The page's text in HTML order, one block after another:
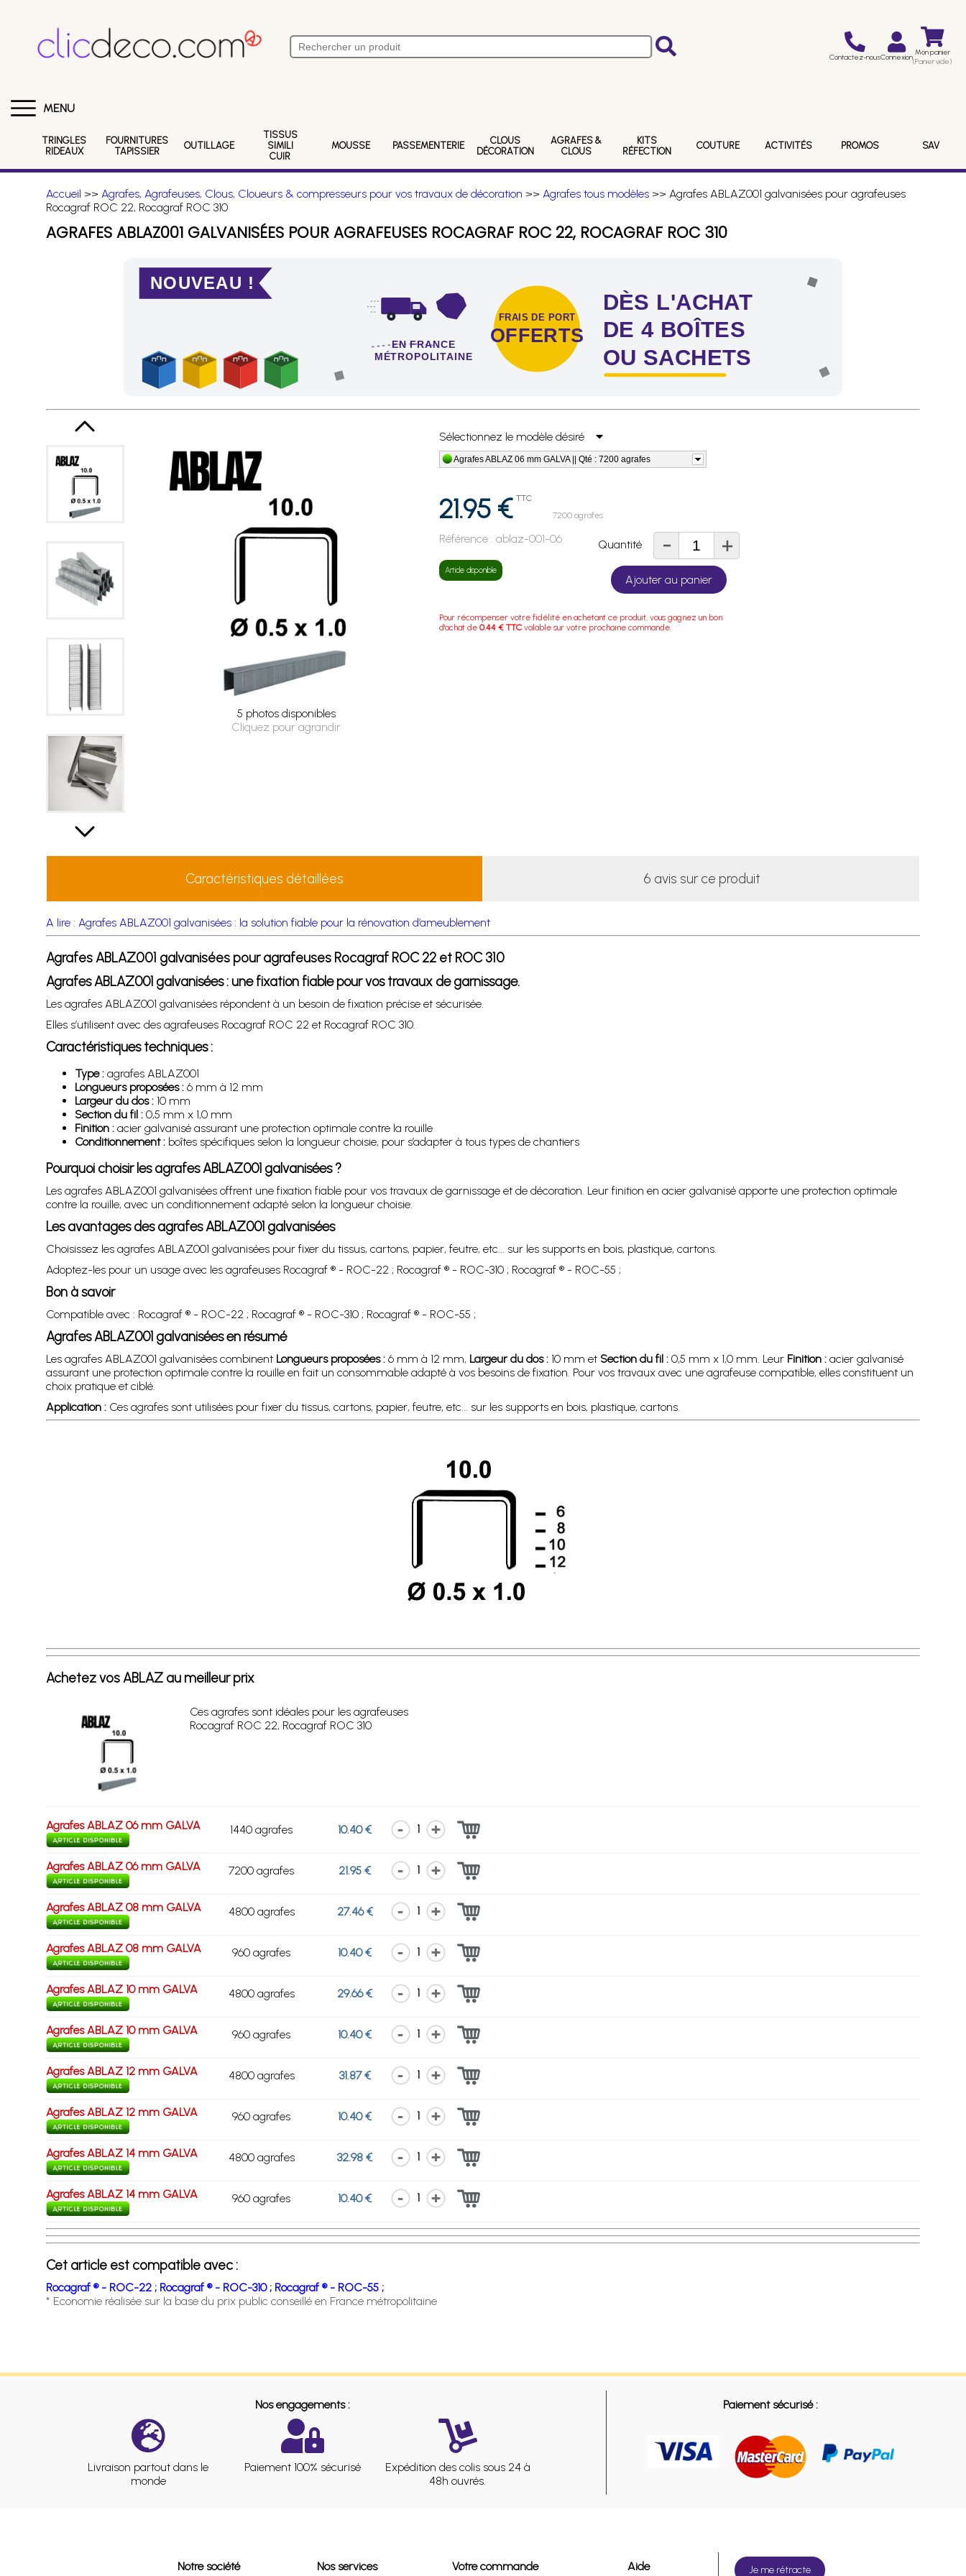
Contactez-nousConnexion Mon panier
(Panier vide)
MENU
TRINGLES
RIDEAUX
FOURNITURES
TAPISSIER
OUTILLAGE
TISSUS
SIMILI
CUIR
MOUSSE PASSEMENTERIE
CLOUS
DÉCORATION
AGRAFES &
CLOUS
KITS
RÉFECTION
COUTURE ACTIVITÉS PROMOS SAV
Accueil >> Agrafes, Agrafeuses, Clous, Cloueurs & compresseurs pour vos travaux de décoration >> Agrafes tous modèles>> Agrafes ABLAZ001 galvanisées pour agrafeuses
Rocagraf ROC 22, Rocagraf ROC 310
AGRAFES ABLAZ001 GALVANISÉES POUR AGRAFEUSES ROCAGRAF ROC 22, ROCAGRAF ROC 310
NOUVEAU !
EN FRANCE
MÉTROPOLITAINE
FRAIS DE PORT
OFFERTS
DÈS L'ACHAT
DE 4 BOÎTES
OU SACHETS
Frais de port offerts en France métropolitaine dès l'achat de 4 sachets ou boîtes d'agrafes ou de pointes !
5 photos disponibles
Cliquez pour agrandir
Sélectionnez le modèle désiré
Agrafes ABLAZ 06 mm GALVA || Qté : 7200 agrafes
21.95 € TTC
7200 agrafes
Référence :ablaz-001-06
Article disponible
Quantité - +
Ajouter au panier
Pour récompenser votre fidélité en achetant ce produit, vous gagnez un bon
d'achat de0.44 € TTC valable sur votre prochaine commande.
Caractéristiques détaillées 6 avis sur ce produit
A lire : Agrafes ABLAZ001 galvanisées : la solution fiable pour la rénovation d’ameublement
Agrafes ABLAZ001 galvanisées pour agrafeuses Rocagraf ROC 22 et ROC 310
Agrafes ABLAZ001 galvanisées : une fixation fiable pour vos travaux de garnissage.
Les agrafes ABLAZ001 galvanisées répondent à un besoin de fixation précise et sécurisée.
Elles s’utilisent avec des agrafeuses Rocagraf ROC 22 et Rocagraf ROC 310.
Caractéristiques techniques :
Type :agrafes ABLAZ001
Longueurs proposées :6 mm à 12 mm
Largeur du dos :10 mm
Section du fil :0,5 mm x 1,0 mm
Finition :acier galvanisé assurant une protection optimale contre la rouille
Conditionnement :boîtes spécifiques selon la longueur choisie, pour s’adapter à tous types de chantiers
Pourquoi choisir les agrafes ABLAZ001 galvanisées ?
Les agrafes ABLAZ001 galvanisées offrent une fixation fiable pour vos travaux de garnissage et de décoration. Leur finition en acier galvanisé apporte une protection optimale
contre la rouille, avec un conditionnement adapté selon la longueur choisie.
Les avantages des agrafes ABLAZ001 galvanisées
Choisissez les agrafes ABLAZ001 galvanisées pour fixer du tissus, cartons, papier, feutre, etc... sur les supports en bois, plastique, cartons.
Adoptez-les pour un usage avec les agrafeuses Rocagraf ® - ROC-22 ; Rocagraf ® - ROC-310 ; Rocagraf ® - ROC-55 ;
Bon à savoir
Compatible avec : Rocagraf ® - ROC-22 ; Rocagraf ® - ROC-310 ; Rocagraf ® - ROC-55 ;
Agrafes ABLAZ001 galvanisées en résumé
Les agrafes ABLAZ001 galvanisées combinent Longueurs proposées :6 mm à 12 mm, Largeur du dos :10 mm et Section du fil :0,5 mm x 1,0 mm. Leur Finition :acier galvanisé
assurant une protection optimale contre la rouille en fait un consommable adapté à vos besoins de fixation. Pour vos travaux avec une agrafeuse compatible, elles constituent un
choix pratique et ciblé.
Application :Ces agrafes sont utilisées pour fixer du tissus, cartons, papier, feutre, etc... sur les supports en bois, plastique, cartons.
Achetez vos ABLAZ au meilleur prix
Ces agrafes sont idéales pour les agrafeuses
Rocagraf ROC 22, Rocagraf ROC 310
Agrafes ABLAZ 06 mm GALVA 1440 agrafes 10.40 € 1
Agrafes ABLAZ 06 mm GALVA 7200 agrafes 21.95 € 1
Agrafes ABLAZ 08 mm GALVA 4800 agrafes 27.46 € 1
Agrafes ABLAZ 08 mm GALVA 960 agrafes 10.40 € 1
Agrafes ABLAZ 10 mm GALVA 4800 agrafes 29.66 € 1
Agrafes ABLAZ 10 mm GALVA 960 agrafes 10.40 € 1
Agrafes ABLAZ 12 mm GALVA 4800 agrafes 31.87 € 1
Agrafes ABLAZ 12 mm GALVA 960 agrafes 10.40 € 1
Agrafes ABLAZ 14 mm GALVA 4800 agrafes 32.98 € 1
Agrafes ABLAZ 14 mm GALVA 960 agrafes 10.40 € 1
Cet article est compatible avec :
Rocagraf ® - ROC-22 ; Rocagraf ® - ROC-310 ; Rocagraf ® - ROC-55 ;
* Economie réalisée sur la base du prix public conseillé en France métropolitaine
Nos engagements :
Livraison partout dans le
monde
Paiement 100% sécurisé
Expédition des colis sous 24 à
48h ouvrés.
Paiement sécurisé :
Notre société Nos services Votre commande Aide Je me rétracte